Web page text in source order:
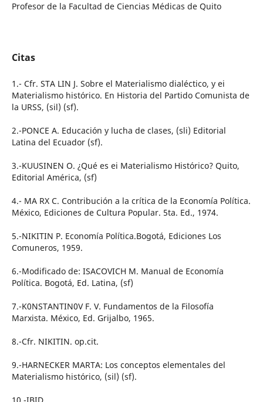
Profesor de la Facultad de Ciencias Médicas de Quito
Citas
1.- Cfr. STA LIN J. Sobre el Materialismo dialéctico, y ei
Materialismo histórico. En Historia del Partido Comunista de
la URSS, (sil) (sf).
2.-PONCE A. Educación y lucha de clases, (sli) Editorial
Latina del Ecuador (sf).
3.-KUUSINEN O. ¿Qué es ei Materialismo Histórico? Quito,
Editorial América, (sf)
4.- MA RX C. Contribución a la crítica de la Economía Política.
México, Ediciones de Cultura Popular. 5ta. Ed., 1974.
5.-NIKITIN P. Economía Política.Bogotá, Ediciones Los
Comuneros, 1959.
6.-Modificado de: ISACOVICH M. Manual de Economía
Política. Bogotá, Ed. Latina, (sf)
7.-K0NSTANTIN0V F. V. Fundamentos de la Filosofía
Marxista. México, Ed. Grijalbo, 1965.
8.-Cfr. NIKITIN. op.cit.
9.-HARNECKER MARTA: Los conceptos elementales del
Materialismo histórico, (sil) (sf).